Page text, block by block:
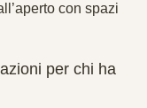
con spazi
per chi ha